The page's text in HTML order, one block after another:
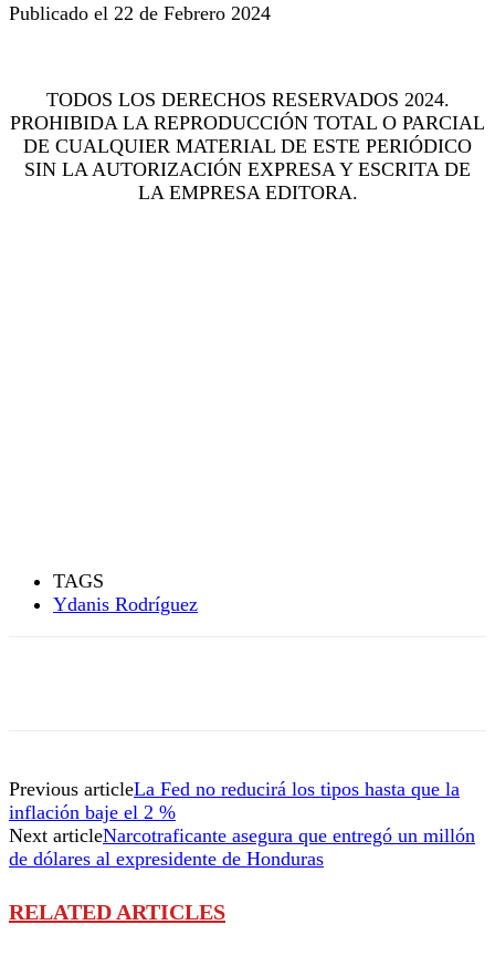
Publicado el 22 de Febrero 2024
TODOS LOS DERECHOS RESERVADOS 2024.
PROHIBIDA LA REPRODUCCIÓN TOTAL O PARCIAL
DE CUALQUIER MATERIAL DE ESTE PERIÓDICO
SIN LA AUTORIZACIÓN EXPRESA Y ESCRITA DE
LA EMPRESA EDITORA.
TAGS
Ydanis Rodríguez
Previous articleLa Fed no reducirá los tipos hasta que la
inflación baje el 2 %
Next articleNarcotraficante asegura que entregó un millón
de dólares al expresidente de Honduras
RELATED ARTICLES